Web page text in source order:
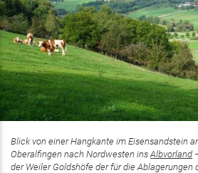
Blick von einer Hangkante im Eisensandstein
Oberalfingen nach Nordwesten ins Albvorland
der Weiler Goldshöfe der für die Ablagerungen